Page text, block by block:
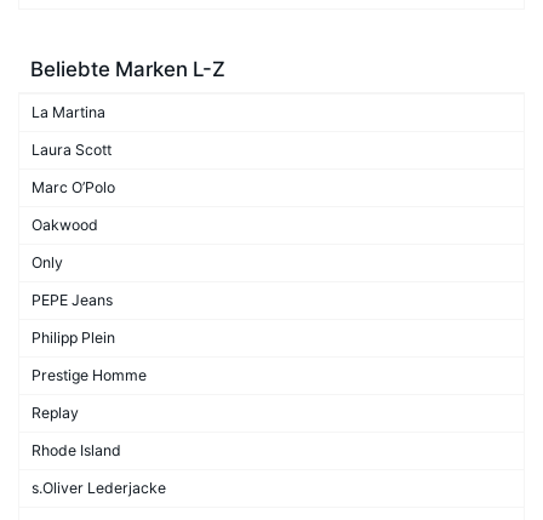
Beliebte Marken L-Z
La Martina
Laura Scott
Marc O’Polo
Oakwood
Only
PEPE Jeans
Philipp Plein
Prestige Homme
Replay
Rhode Island
s.Oliver Lederjacke